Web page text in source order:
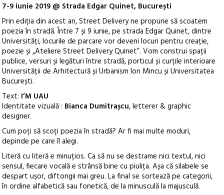
7-9 iunie 2019 @ Strada Edgar Quinet, București
Prin ediția din acest an, Street Delivery ne propune să scoatem
poezia în stradă. Între 7 și 9 iunie, pe strada Edgar Quinet, dintre
Universități, locurile de parcare vor deveni locuri pentru creație,
poezie și „Ateliere Street Delivery Quinet”. Vom construi spații
publice, versuri și legături între stradă, porticul și curțile interioare
Universității de Arhitectură și Urbanism Ion Mincu și Universitatea
București.
Text: I’M UAU
Identitate vizuală : Bianca Dumitrașcu, letterer & graphic
designer.
Cum poți să scoți poezia în stradă? Ar fi mai multe moduri,
depinde pe care îl alegi.
Literă cu literă e minuțios. Ca să nu se destrame nici textul, nici
sensul, fiecare vocală e strânsă bine cu piulița. Așa că silabele se
despart ușor, diftongii mai greu. La final se sortează pe categorii,
în ordine alfabetică sau fonetică, de la minusculă la majusculă.